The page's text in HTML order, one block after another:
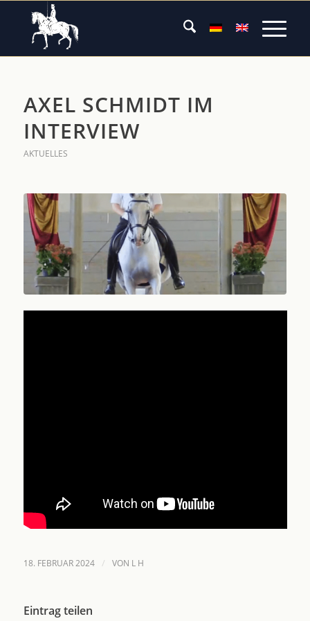
AXEL SCHMIDT IM
INTERVIEW
AKTUELLES
18. FEBRUAR 2024 / VON L H
Eintrag teilen